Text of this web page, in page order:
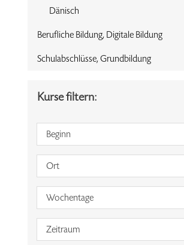
Dänisch
Berufliche Bildung, Digitale Bildung
Schulabschlüsse, Grundbildung
Kurse filtern:
Beginn
Ort
Wochentage
Zeitraum